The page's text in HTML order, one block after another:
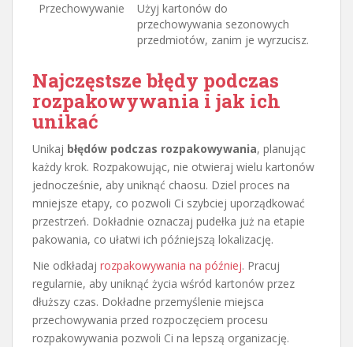
Przechowywanie
Użyj kartonów do
przechowywania sezonowych
przedmiotów, zanim je wyrzucisz.
Najczęstsze błędy podczas
rozpakowywania i jak ich
unikać
Unikaj błędów podczas rozpakowywania, planując
każdy krok. Rozpakowując, nie otwieraj wielu kartonów
jednocześnie, aby uniknąć chaosu. Dziel proces na
mniejsze etapy, co pozwoli Ci szybciej uporządkować
przestrzeń. Dokładnie oznaczaj pudełka już na etapie
pakowania, co ułatwi ich późniejszą lokalizację.
Nie odkładaj rozpakowywania na później. Pracuj
regularnie, aby uniknąć życia wśród kartonów przez
dłuższy czas. Dokładne przemyślenie miejsca
przechowywania przed rozpoczęciem procesu
rozpakowywania pozwoli Ci na lepszą organizację.